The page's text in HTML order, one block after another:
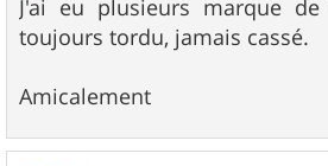
J'ai eu plusieurs marque
toujours tordu, jamais cassé.
Amicalement